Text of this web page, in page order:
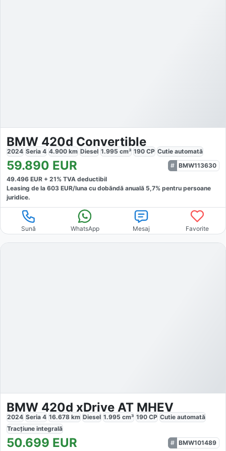
BMW 420d Convertible
2024 Seria 4 4.900 km Diesel 1.995 cm³ 190 CP Cutie automată
59.890 EUR
BMW113630
49.496 EUR + 21% TVA deductibil
Leasing de la 603 EUR/luna cu dobăndă anuală 5,7% pentru persoane
juridice.
Sună WhatsApp Mesaj Favorite
BMW 420d xDrive AT MHEV
2024 Seria 4 16.678 km Diesel 1.995 cm³ 190 CP Cutie automată
Tracțiune integrală
50.699 EUR
BMW101489